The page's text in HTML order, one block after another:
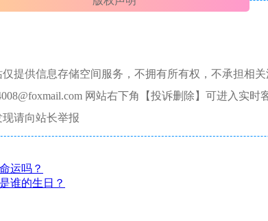
提供信息存储空间服务，不拥有所有权，不承担相
网站右下角【投诉删除】可进入实时
请向站长举报
运吗？
谁的生日？